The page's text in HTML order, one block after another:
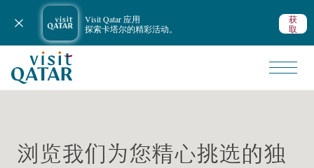
Visit Qatar 应用
探索卡塔尔的精彩活动。
获
取
关闭通知
VisitQatar 首页
浏览我们为您精心挑选的独